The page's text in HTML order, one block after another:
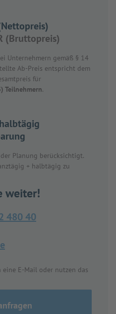
(Bruttopreis)
Unternehmern gemäß § 14
Ab-Preis entspricht dem
für
Teilnehmern.
Planung berücksichtigt.
+ halbtägig zu
weiter!
480 40
eine E-Mail oder nutzen das